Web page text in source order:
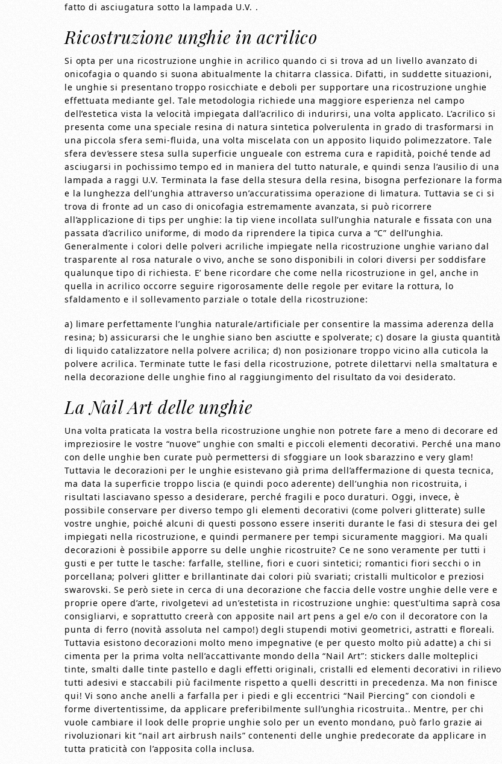
fatto di asciugatura sotto la lampada U.V. .
Ricostruzione unghie in acrilico
Si opta per una ricostruzione unghie in acrilico quando ci si trova ad un livello avanzato di
onicofagia o quando si suona abitualmente la chitarra classica. Difatti, in suddette situazioni,
le unghie si presentano troppo rosicchiate e deboli per supportare una ricostruzione unghie
effettuata mediante gel. Tale metodologia richiede una maggiore esperienza nel campo
dell’estetica vista la velocità impiegata dall’acrilico di indurirsi, una volta applicato. L’acrilico si
presenta come una speciale resina di natura sintetica polverulenta in grado di trasformarsi in
una piccola sfera semi-fluida, una volta miscelata con un apposito liquido polimezzatore. Tale
sfera dev’essere stesa sulla superficie ungueale con estrema cura e rapidità, poiché tende ad
asciugarsi in pochissimo tempo ed in maniera del tutto naturale, e quindi senza l’ausilio di una
lampada a raggi U.V. Terminata la fase della stesura della resina, bisogna perfezionare la forma
e la lunghezza dell’unghia attraverso un’accuratissima operazione di limatura. Tuttavia se ci si
trova di fronte ad un caso di onicofagia estremamente avanzata, si può ricorrere
all’applicazione di tips per unghie: la tip viene incollata sull’unghia naturale e fissata con una
passata d’acrilico uniforme, di modo da riprendere la tipica curva a “C” dell’unghia.
Generalmente i colori delle polveri acriliche impiegate nella ricostruzione unghie variano dal
trasparente al rosa naturale o vivo, anche se sono disponibili in colori diversi per soddisfare
qualunque tipo di richiesta. E’ bene ricordare che come nella ricostruzione in gel, anche in
quella in acrilico occorre seguire rigorosamente delle regole per evitare la rottura, lo
sfaldamento e il sollevamento parziale o totale della ricostruzione:
a) limare perfettamente l’unghia naturale/artificiale per consentire la massima aderenza della
resina; b) assicurarsi che le unghie siano ben asciutte e spolverate; c) dosare la giusta quantità
di liquido catalizzatore nella polvere acrilica; d) non posizionare troppo vicino alla cuticola la
polvere acrilica. Terminate tutte le fasi della ricostruzione, potrete dilettarvi nella smaltatura e
nella decorazione delle unghie fino al raggiungimento del risultato da voi desiderato.
La Nail Art delle unghie
Una volta praticata la vostra bella ricostruzione unghie non potrete fare a meno di decorare ed
impreziosire le vostre “nuove” unghie con smalti e piccoli elementi decorativi. Perché una mano
con delle unghie ben curate può permettersi di sfoggiare un look sbarazzino e very glam!
Tuttavia le decorazioni per le unghie esistevano già prima dell’affermazione di questa tecnica,
ma data la superficie troppo liscia (e quindi poco aderente) dell’unghia non ricostruita, i
risultati lasciavano spesso a desiderare, perché fragili e poco duraturi. Oggi, invece, è
possibile conservare per diverso tempo gli elementi decorativi (come polveri glitterate) sulle
vostre unghie, poiché alcuni di questi possono essere inseriti durante le fasi di stesura dei gel
impiegati nella ricostruzione, e quindi permanere per tempi sicuramente maggiori. Ma quali
decorazioni è possibile apporre su delle unghie ricostruite? Ce ne sono veramente per tutti i
gusti e per tutte le tasche: farfalle, stelline, fiori e cuori sintetici; romantici fiori secchi o in
porcellana; polveri glitter e brillantinate dai colori più svariati; cristalli multicolor e preziosi
swarovski. Se però siete in cerca di una decorazione che faccia delle vostre unghie delle vere e
proprie opere d’arte, rivolgetevi ad un’estetista in ricostruzione unghie: quest’ultima saprà cosa
consigliarvi, e soprattutto creerà con apposite nail art pens a gel e/o con il decoratore con la
punta di ferro (novità assoluta nel campo!) degli stupendi motivi geometrici, astratti e floreali.
Tuttavia esistono decorazioni molto meno impegnative (e per questo molto più adatte) a chi si
cimenta per la prima volta nell’accattivante mondo della “Nail Art”: stickers dalle molteplici
tinte, smalti dalle tinte pastello e dagli effetti originali, cristalli ed elementi decorativi in rilievo
tutti adesivi e staccabili più facilmente rispetto a quelli descritti in precedenza. Ma non finisce
qui! Vi sono anche anelli a farfalla per i piedi e gli eccentrici “Nail Piercing” con ciondoli e
forme divertentissime, da applicare preferibilmente sull’unghia ricostruita.. Mentre, per chi
vuole cambiare il look delle proprie unghie solo per un evento mondano, può farlo grazie ai
rivoluzionari kit “nail art airbrush nails” contenenti delle unghie predecorate da applicare in
tutta praticità con l’apposita colla inclusa.